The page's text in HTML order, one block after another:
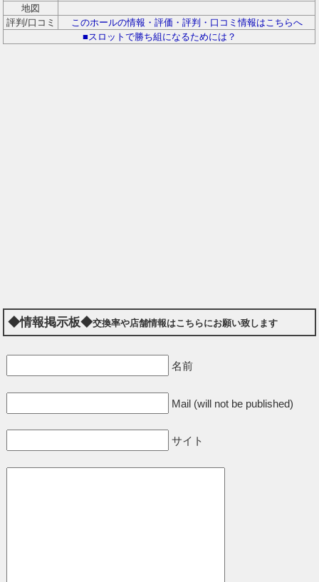
地図
評判/口コミ
このホールの情報・評価・評判・口コミ情報はこちらへ
■スロットで勝ち組になるためには？
◆情報掲示板◆交換率や店舗情報はこちらにお願い致します
名前
Mail (will not be published)
サイト